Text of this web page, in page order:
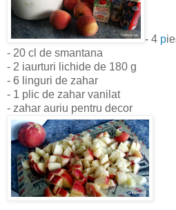
- 4 p
- 20 cl de smantana
- 2 iaurturi lichide de 180 g
- 6 linguri de zahar
- 1 plic de zahar vanilat
- zahar auriu pentru decor